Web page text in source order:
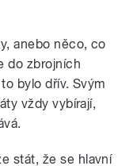
anebo něco, co
do zbrojních
bylo dřív. Svým
vždy vybírají,
stát, že se hlavní